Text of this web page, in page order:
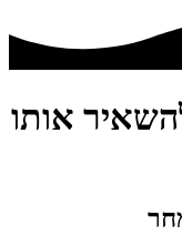
אותו